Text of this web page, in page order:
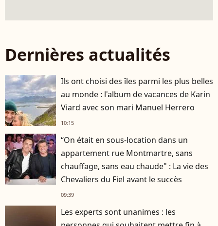
Dernières actualités
Ils ont choisi des îles parmi les plus belles
au monde : l'album de vacances de Karin
Viard avec son mari Manuel Herrero
10:15
“On était en sous-location dans un
appartement rue Montmartre, sans
chauffage, sans eau chaude" : La vie des
Chevaliers du Fiel avant le succès
09:39
Les experts sont unanimes : les